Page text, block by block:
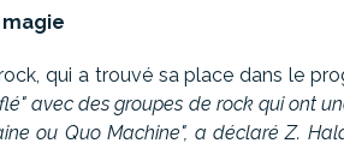
qui a trouvé sa place dans le
avec des groupes de rock qui ont
ou Quo Machine", a déclaré Z.